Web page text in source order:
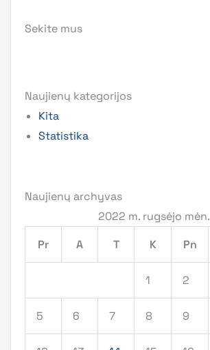
Sekite mus
Naujienų kategorijos
Kita
Statistika
Naujienų archyvas
2022 m. rugsėjo mėn.
Pr
A T K Pn
1 2
5 6 7 8 9